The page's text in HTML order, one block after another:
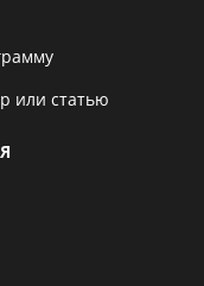
или статью